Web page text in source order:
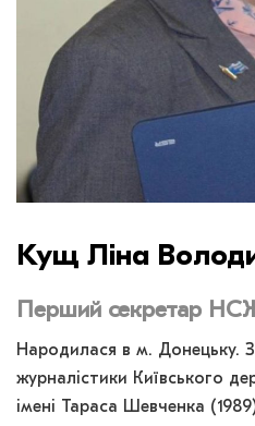
Кущ Ліна
Перший секретар
Народилася в м. Донецьку.
журналістики Київського
імені Тараса Шевченка